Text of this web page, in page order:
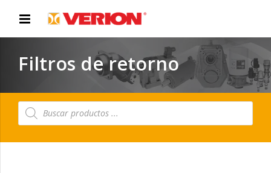
Filtros de retorno
Búsqueda
de